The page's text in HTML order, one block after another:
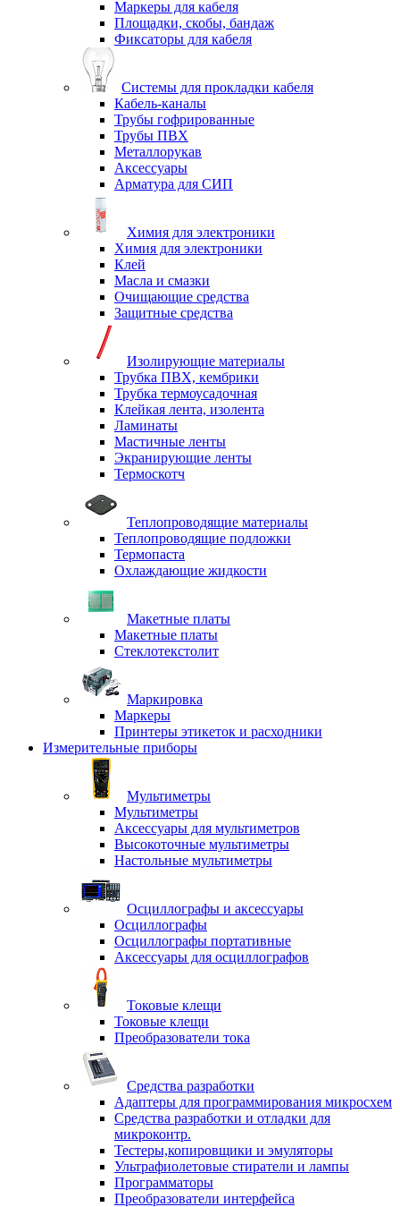
Маркеры для кабеля
Площадки, скобы, бандаж
Фиксаторы для кабеля
Системы для прокладки кабеля
Кабель-каналы
Трубы гофрированные
Трубы ПВХ
Металлорукав
Аксессуары
Арматура для СИП
Химия для электроники
Химия для электроники
Клей
Масла и смазки
Очищающие средства
Защитные средства
Изолирующие материалы
Трубка ПВХ, кембрики
Трубка термоусадочная
Клейкая лента, изолента
Ламинаты
Мастичные ленты
Экранирующие ленты
Термоскотч
Теплопроводящие материалы
Теплопроводящие подложки
Термопаста
Охлаждающие жидкости
Макетные платы
Макетные платы
Стеклотекстолит
Маркировка
Маркеры
Принтеры этикеток и расходники
Измерительные приборы
Мультиметры
Мультиметры
Аксессуары для мультиметров
Высокоточные мультиметры
Настольные мультиметры
Осциллографы и аксессуары
Осциллографы
Осциллографы портативные
Аксессуары для осциллографов
Токовые клещи
Токовые клещи
Преобразователи тока
Средства разработки
Адаптеры для программирования микросхем
Средства разработки и отладки для
микроконтр.
Тестеры,копировщики и эмуляторы
Ультрафиолетовые стиратели и лампы
Программаторы
Преобразователи интерфейса